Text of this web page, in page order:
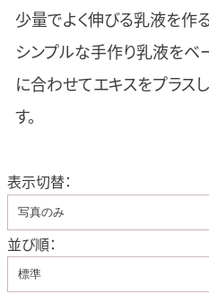
少量でよく伸びる乳液を作
シンプルな手作り乳液をベ
に合わせてエキスをプラス
す。
表示切替：
並び順：